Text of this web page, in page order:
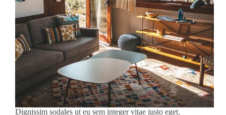
Dignissim sodales ut eu sem integer vitae justo eget.